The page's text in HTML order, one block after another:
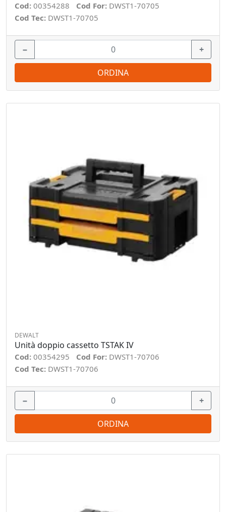
Cod: 00354288 Cod For: DWST1-70705
Cod Tec: DWST1-70705
− +
ORDINA
DEWALT
Unità doppio cassetto TSTAK IV
Cod: 00354295 Cod For: DWST1-70706
Cod Tec: DWST1-70706
− +
ORDINA